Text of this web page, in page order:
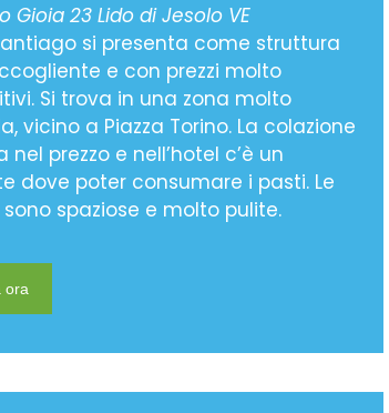
Gioia 23 Lido di Jesolo VE
si presenta come struttura
e con prezzi molto
Si trova in una zona molto
vicino a Piazza Torino. La colazione
nel prezzo e nell’hotel c’è un
dove poter consumare i pasti. Le
spaziose e molto pulite.
ora